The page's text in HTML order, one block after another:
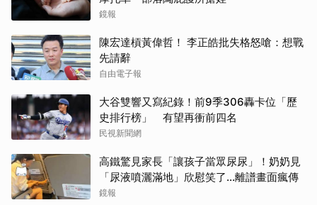
鏡報
陳宏達槓黃偉哲！ 李正皓批失格怒嗆：想戰
先請辭
自由電子報
大谷雙響又寫紀錄！前9季306轟卡位「歷
史排行榜」 有望再衝前四名
民視新聞網
高鐵驚見家長「讓孩子當眾尿尿」！奶奶見
「尿液噴灑滿地」欣慰笑了…離譜畫面瘋傳
鏡報